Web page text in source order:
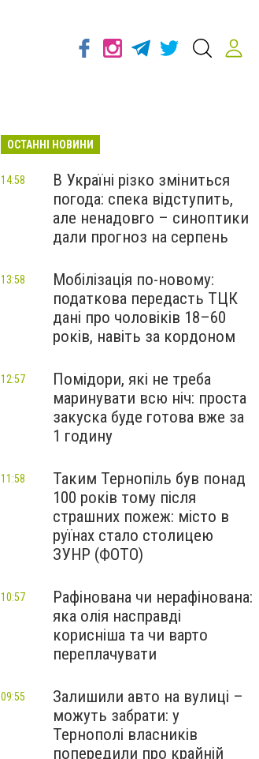
ОСТАННІ НОВИНИ
В Україні різко зміниться
погода: спека відступить,
але ненадовго – синоптики
дали прогноз на серпень
14:58
Мобілізація по-новому:
податкова передасть ТЦК
дані про чоловіків 18–60
років, навіть за кордоном
13:58
Помідори, які не треба
маринувати всю ніч: проста
закуска буде готова вже за
1 годину
12:57
Таким Тернопіль був понад
100 років тому після
страшних пожеж: місто в
руїнах стало столицею
ЗУНР (ФОТО)
11:58
Рафінована чи нерафінована:
яка олія насправді
корисніша та чи варто
переплачувати
10:57
Залишили авто на вулиці –
можуть забрати: у
Тернополі власників
попередили про крайній
09:55